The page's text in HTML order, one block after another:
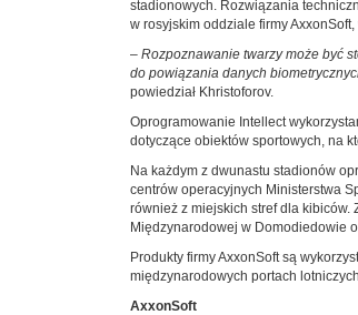
stadionowych. Rozwiązania
w rosyjskim oddziale firmy
– Rozpoznawanie twarzy może być
do powiązania danych
powiedział Khristoforov.
Oprogramowanie Intellect
dotyczące obiektów sportowych, na
Na każdym z dwunastu stadionów
centrów operacyjnych Ministerstwa
również z miejskich stref dla kibiców.
Międzynarodowej w Domodiedowie
Produkty firmy AxxonSoft są
międzynarodowych portach
AxxonSoft